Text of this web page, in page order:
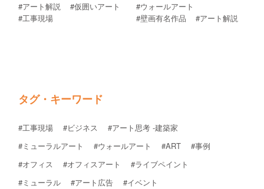
#アート解説
#仮囲いアート
#工事現場
#ウォールアート
#壁画有名作品
#アート解説
タグ・キーワード
#工事現場 #ビジネス
#アート思考 -建築家
#ミューラルアート
#ウォールアート #ART
#事例
#オフィス
#オフィスアート
#ライブペイント
#ミューラル
#アート広告
#イベント